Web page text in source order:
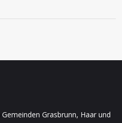
Grasbrunn, Haar und